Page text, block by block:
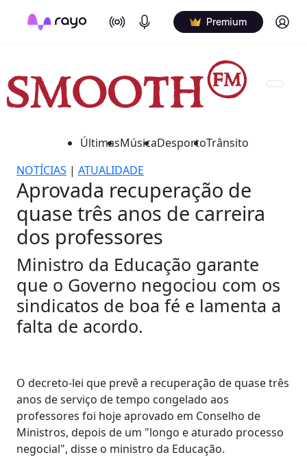
On Air Podcasts Premium Log in
ÚltimasMúsicaDesportoTrânsito
NOTÍCIAS | ATUALIDADE
Aprovada recuperação de
quase três anos de carreira
dos professores
Ministro da Educação garante
que o Governo negociou com os
sindicatos de boa fé e lamenta a
falta de acordo.
O decreto-lei que prevê a recuperação de quase três
anos de serviço de tempo congelado aos
professores foi hoje aprovado em Conselho de
Ministros, depois de um "longo e aturado processo
negocial", disse o ministro da Educação.